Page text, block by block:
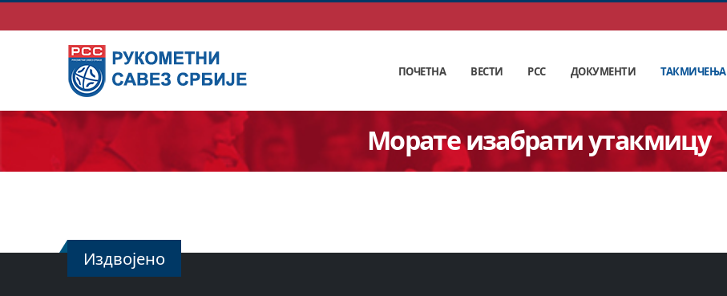
ПОЧЕТНА ВЕСТИ РСС ДОКУМЕНТИ ТАКМИЧЕЊА
Морате изабрати утакмицу
Издвојено